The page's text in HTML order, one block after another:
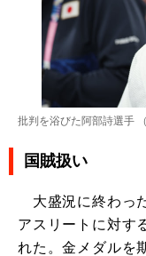
批判を浴びた阿部詩選手 （
国賊扱い
大盛況に終わっ
アスリートに対す
れた。金メダルを